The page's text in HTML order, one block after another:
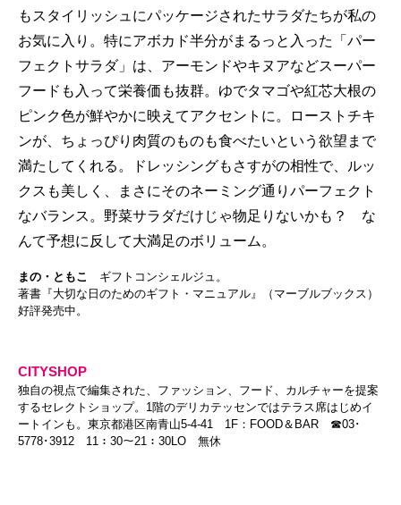
もスタイリッシュにパッケージされたサラダたちが私の
お気に入り。特にアボカド半分がまるっと入った「パー
フェクトサラダ」は、アーモンドやキヌアなどスーパー
フードも入って栄養価も抜群。ゆでタマゴや紅芯大根の
ピンク色が鮮やかに映えてアクセントに。ローストチキ
ンが、ちょっぴり肉質のものも食べたいという欲望まで
満たしてくれる。ドレッシングもさすがの相性で、ルッ
クスも美しく、まさにそのネーミング通りパーフェクト
なバランス。野菜サラダだけじゃ物足りないかも？ な
んて予想に反して大満足のボリューム。
まの・ともこ
ギフトコンシェルジュ。
著書『大切な日のためのギフト・マニュアル』（マーブルブックス）
好評発売中。
CITYSHOP
独自の視点で編集された、ファッション、フード、カルチャーを提案
するセレクトショップ。1階のデリカテッセンではテラス席はじめイ
ートインも。東京都港区南青山5-4-41 1F：FOOD＆BAR ☎03･
5778･3912 11：30～21：30LO 無休